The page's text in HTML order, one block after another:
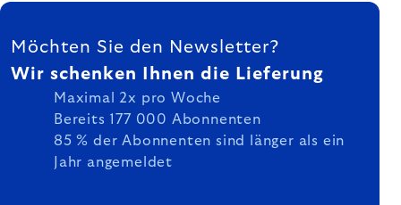
FUSSZEILE
Möchten Sie den Newsletter?
Wir schenken Ihnen die Lieferung
Maximal 2x pro Woche
Bereits 177 000 Abonnenten
85 % der Abonnenten sind länger als ein
Jahr angemeldet